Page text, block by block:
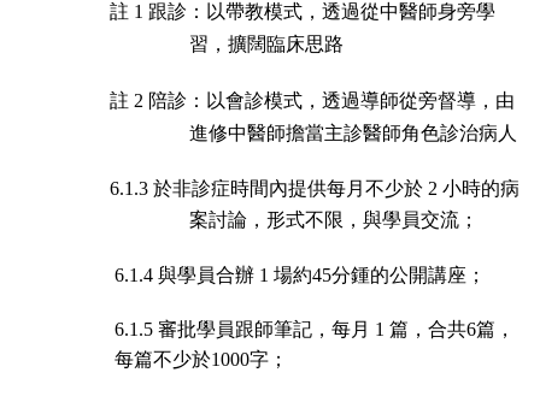
註 1 跟診：以帶教模式，透過從中醫師身旁學
習，擴闊臨床思路
註 2 陪診：以會診模式，透過導師從旁督導，由
進修中醫師擔當主診醫師角色診治病人
6.1.3 於非診症時間內提供每月不少於2 小時的病
案討論，形式不限，與學員交流；
6.1.4 與學員合辦 1 場約45分鍾的公開講座 ；
6.1.5 審批學員跟師筆記，每月 1 篇，合共6篇，
每篇不少於1000字 ；